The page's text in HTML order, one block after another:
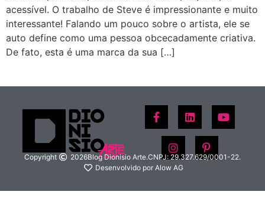
acessível. O trabalho de Steve é impressionante e muito
interessante! Falando um pouco sobre o artista, ele se
auto define como uma pessoa obcecadamente criativa.
De fato, esta é uma marca da sua […]
Copyright 2026Blog Dionisio Arte.CNPJ: 29.327.629/0001-22.
Desenvolvido por Alow AG